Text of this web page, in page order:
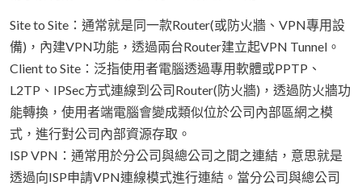
Site to Site：通常就是同一款Router(或防火牆、VPN專用設
備)，內建VPN功能，透過兩台Router建立起VPN Tunnel。
Client to Site：泛指使用者電腦透過專用軟體或PPTP、
L2TP、IPSec方式連線到公司Router(防火牆)，透過防火牆功
能轉換，使用者端電腦會變成類似位於公司內部區網之模
式，進行對公司內部資源存取。
ISP VPN：通常用於分公司與總公司之間之連結，意思就是
透過向ISP申請VPN連線模式進行連結。當分公司與總公司